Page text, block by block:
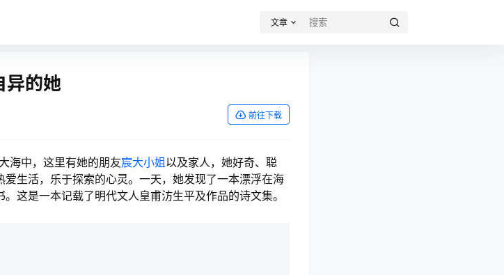
文章
异的她
前往下载
海中，这里有她的朋友宸大小姐 以及家人，她好奇、聪
生活，乐于探索的心灵。一天，她发现了一本漂浮在海
这是一本记载了明代文人皇甫汸生平及作品的诗文集。